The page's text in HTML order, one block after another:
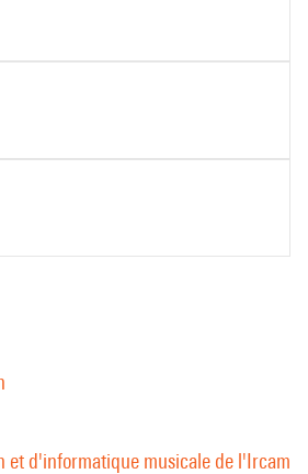
et d'informatique musicale de l'Ircam